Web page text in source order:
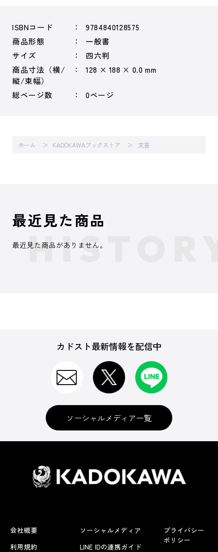
ISBNコード
9784840128575
商品形態
一般書
サイズ
四六判
商品寸法（横/
縦/束幅）
128 × 188 × 0.0 mm
総ページ数 0ページ
ホーム KADOKAWAブックストア 文芸
最近見た商品
最近見た商品がありません。
カドスト最新情報を配信中
ソーシャルメディア一覧
会社概要
利用規約
ソーシャルメディア
LINE IDの連携ガイド
プライバシー
ポリシー